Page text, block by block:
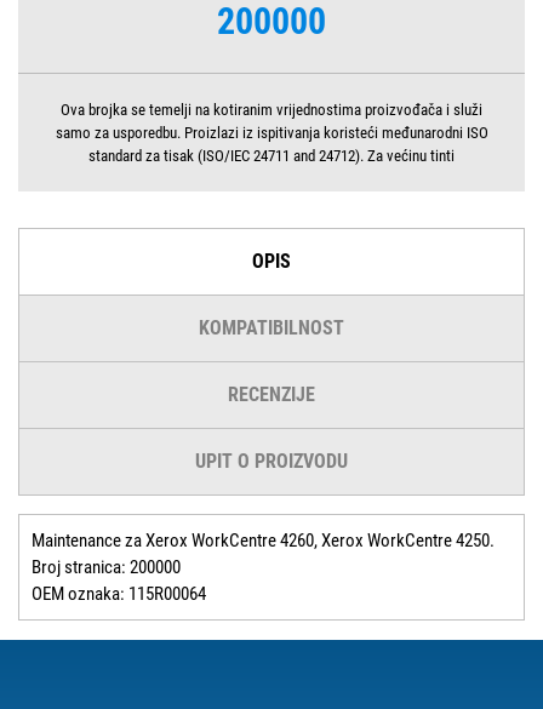
200000
Ova brojka se temelji na kotiranim vrijednostima proizvođača i služi
samo za usporedbu. Proizlazi iz ispitivanja koristeći međunarodni ISO
standard za tisak (ISO/IEC 24711 and 24712). Za većinu tinti
OPIS
KOMPATIBILNOST
RECENZIJE
UPIT O PROIZVODU
Maintenance za Xerox WorkCentre 4260, Xerox WorkCentre 4250.
Broj stranica: 200000
OEM oznaka: 115R00064